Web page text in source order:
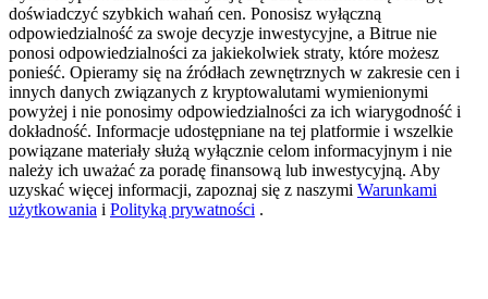
Exclusive for BitMart Users
Register & Trade to Win 500,000 USDT
Precious Metals Trading Carnival
Trade Gold & Silver · 33,333 USDT Bonus
doświadczyć szybkich wahań cen. Ponosisz wyłączną
odpowiedzialność za swoje decyzje inwestycyjne, a Bitrue nie
ponosi odpowiedzialności za jakiekolwiek straty, które możesz
ponieść. Opieramy się na źródłach zewnętrznych w zakresie cen i
innych danych związanych z kryptowalutami wymienionymi
powyżej i nie ponosimy odpowiedzialności za ich wiarygodność i
dokładność. Informacje udostępniane na tej platformie i wszelkie
powiązane materiały służą wyłącznie celom informacyjnym i nie
należy ich uważać za poradę finansową lub inwestycyjną. Aby
uzyskać więcej informacji, zapoznaj się z naszymi Warunkami
użytkowania i Polityką prywatności .